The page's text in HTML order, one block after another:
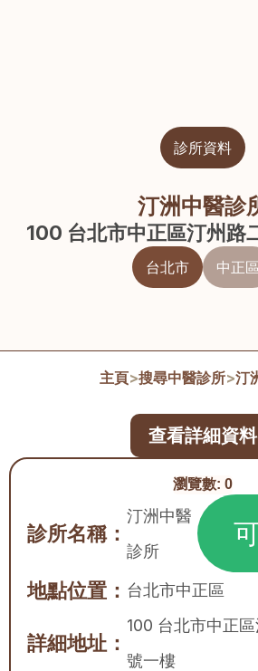
診所資料
汀洲中醫診
100 台北市中正區汀州路
台北市 中正區
主頁>搜尋中醫診所>汀
瀏覽數: 0
診所名稱：
汀洲中醫
診所
地點位置： 台北市中正區
詳細地址：
100 台北市中正
號一樓
查看詳細資料